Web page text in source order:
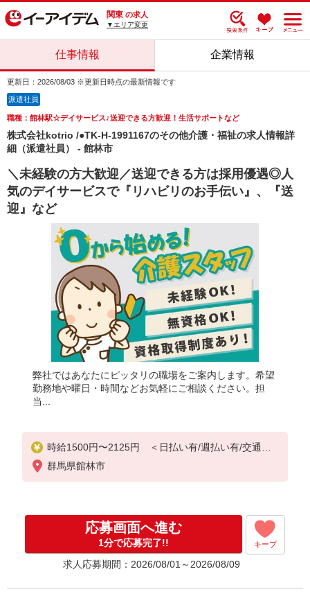
関東 の求人
▼エリア変更
仕事情報 企業情報
更新日：2026/08/03 ※更新日時点の最新情報です
派遣社員
職種：館林駅☆デイサービス♪送迎できる方歓迎！生活サポートなど
株式会社kotrio /●TK-H-1991167のその他介護・福祉の求人情報詳
細（派遣社員） - 館林市
＼未経験の方大歓迎／送迎できる方は採用優遇◎人
気のデイサービスで『リハビリのお手伝い』、『送
迎』など
弊社ではあなたにピッタリの職場をご案内します。希望
勤務地や曜日・時間などお気軽にご相談ください。担
当...
時給1500円〜2125円 ＜日払い有/週払い有/交通費
全支給(ガソリン代含む)＞
群馬県館林市
応募画面へ進む
1分で応募完了!! キープ
求人応募期間：2026/08/01～2026/08/09